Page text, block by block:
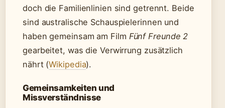
doch die Familienlinien sind getrennt. Beide
sind australische Schauspielerinnen und
haben gemeinsam am Film Fünf Freunde 2
gearbeitet, was die Verwirrung zusätzlich
nährt (Wikipedia).
Gemeinsamkeiten und
Missverständnisse